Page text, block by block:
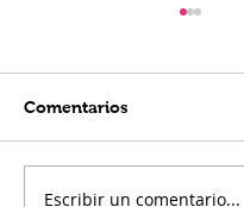
Conferencia como
Comentarios
Escribir un comentario...